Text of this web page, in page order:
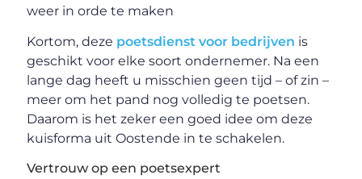
weer in orde te maken
Kortom, deze poetsdienst voor bedrijven is
geschikt voor elke soort ondernemer. Na een
lange dag heeft u misschien geen tijd – of zin –
meer om het pand nog volledig te poetsen.
Daarom is het zeker een goed idee om deze
kuisforma uit Oostende in te schakelen.
Vertrouw op een poetsexpert